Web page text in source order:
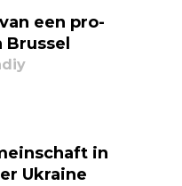
een pro-
Brussel
in
Ukraine